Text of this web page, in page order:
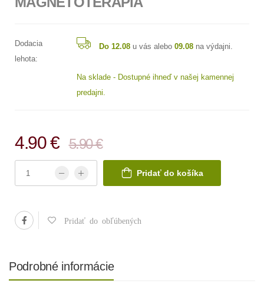
Dodacia
lehota:
Do 12.08u vás alebo 09.08na výdajni.
Na sklade - Dostupné ihneď v našej kamennej
predajni.
4.90 € 5.90 €
Pridať do košíka
Pridať do obľúbených
Podrobné informácie